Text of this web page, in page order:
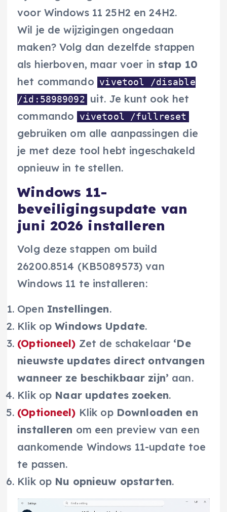
voor Windows 11 25H2 en 24H2.
Wil je de wijzigingen ongedaan
maken? Volg dan dezelfde stappen
als hierboven, maar voer in stap 10
het commando vivetool /disable
/id:58989092 uit. Je kunt ook het
commando
vivetool /fullreset
gebruiken om alle aanpassingen die
je met deze tool hebt ingeschakeld
opnieuw in te stellen.
Windows 11-
beveiligingsupdate van
juni 2026 installeren
Volg deze stappen om build
26200.8514 (KB5089573) van
Windows 11 te installeren:
Open Instellingen.
Klik opWindows Update.
(Optioneel) Zet de schakelaar ‘De
nieuwste updates direct ontvangen
wanneer ze beschikbaar zijn’ aan.
Klik op Naar updates zoeken.
(Optioneel) Klik op Downloaden en
installeren om een preview van een
aankomende Windows 11-update toe
te passen.
Klik op Nu opnieuw opstarten.